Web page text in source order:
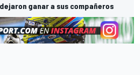
ganar a sus compañeros